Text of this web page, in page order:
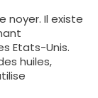
noyer. Il existe
Etats-Unis.
huiles,